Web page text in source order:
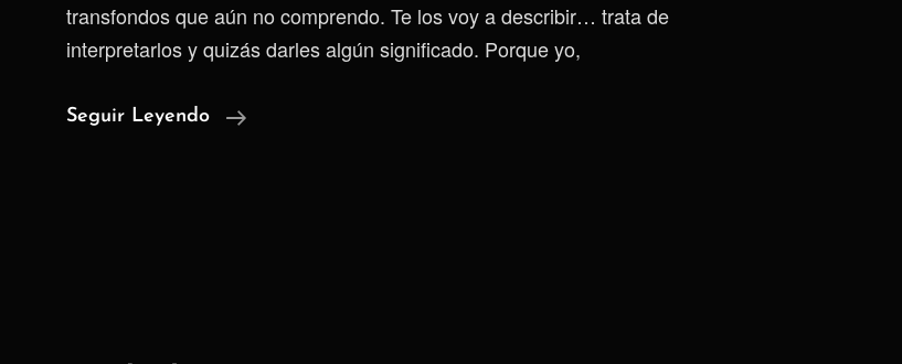
transfondos que aún no comprendo. Te los voy a describir… trata de
interpretarlos y quizás darles algún significado. Porque yo,
Seguir Leyendo
Últimamente